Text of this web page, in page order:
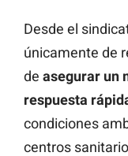
Desde el
únicamente de
de asegurar un
respuesta
condiciones
centros